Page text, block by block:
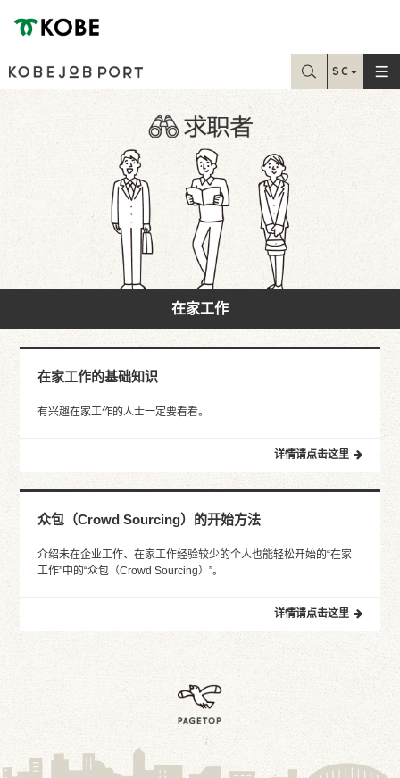
您正在寻找的信息可以从这里搜索 SC
Home
求职者
在职者
学生・就业课在读者
在家工作
在家工作的基础知识
有兴趣在家工作的人士一定要看看。
详情请点击这里
众包（Crowd Sourcing）的开始方法
介绍未在企业工作、在家工作经验较少的个人也能轻松开始的“在家
工作”中的“众包（Crowd Sourcing）”。
详情请点击这里